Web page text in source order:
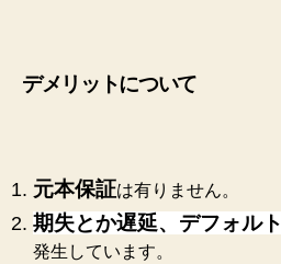
デメリットについて
元本保証は有りません。
期失とか遅延、デフォルト
発生しています。